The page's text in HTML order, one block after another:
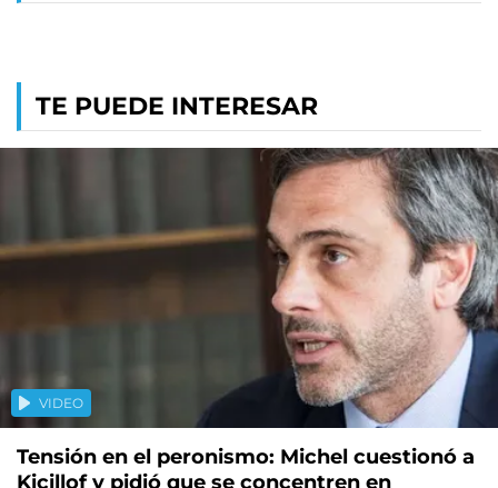
TE PUEDE INTERESAR
VIDEO
Tensión en el peronismo: Michel cuestionó a
Kicillof y pidió que se concentren en